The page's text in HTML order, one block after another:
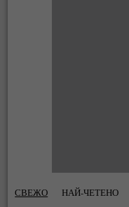
СВЕЖО НАЙ-ЧЕТЕНО